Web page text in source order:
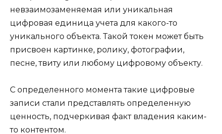
невзаимозаменяемая или уникальная
цифровая единица учета для какого-то
уникального объекта. Такой токен может быть
присвоен картинке, ролику, фотографии,
песне, твиту или любому цифровому объекту.
С определенного момента такие цифровые
записи стали представлять определенную
ценность, подчеркивая факт владения каким-
то контентом.